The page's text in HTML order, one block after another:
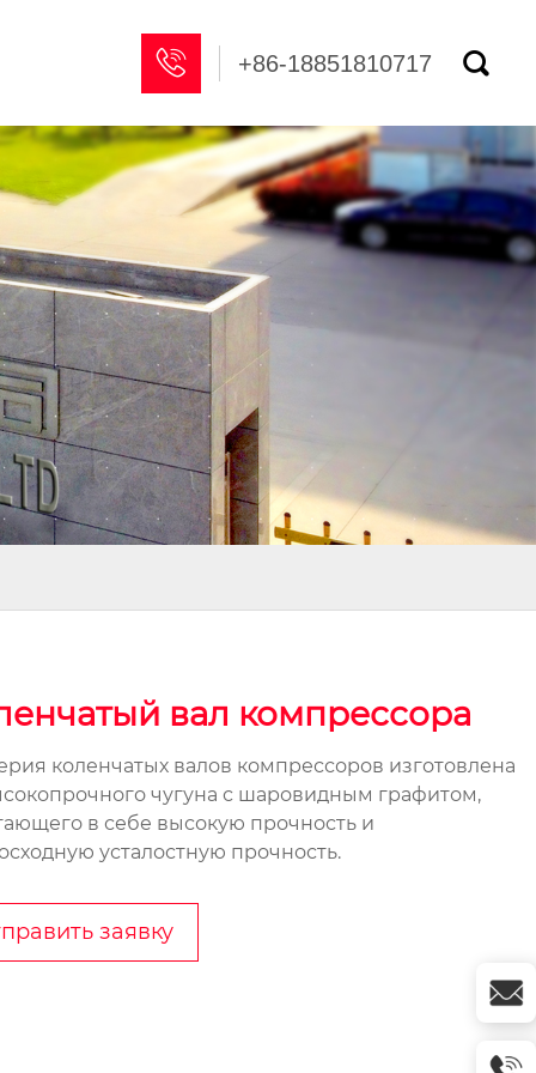
 +86-18851810717 
вал компрессора
коленчатых валов компрессоров изготовлена
чугуна с шаровидным графитом,
в себе высокую прочность и
усталостную прочность.
заявку